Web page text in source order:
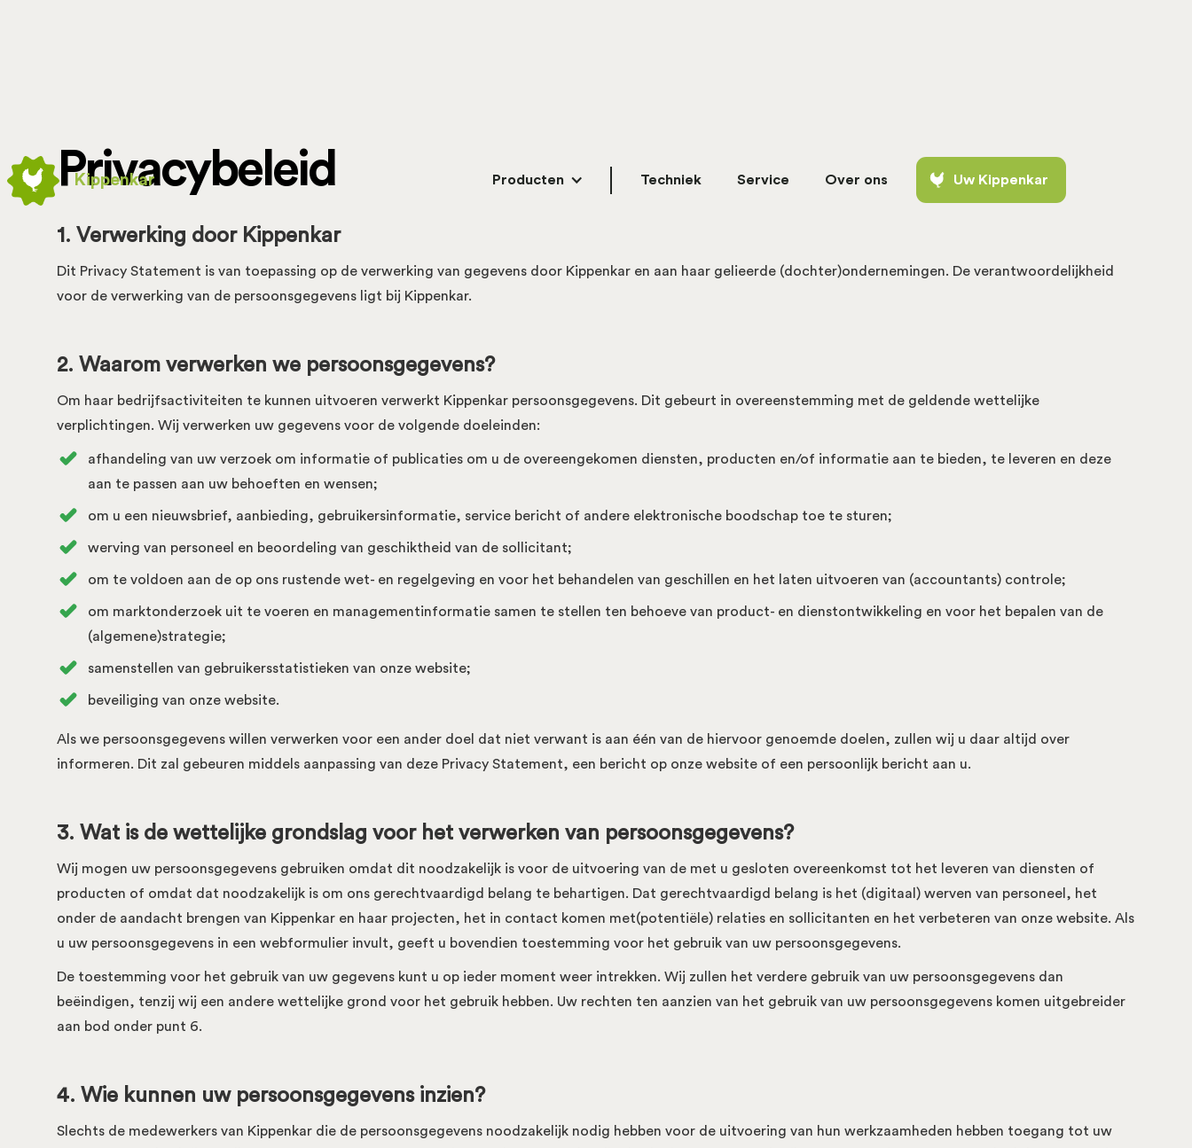
Kippenkar Producten Techniek Service Over ons Uw Kippenkar
Privacybeleid
1. Verwerking door Kippenkar
Dit Privacy Statement is van toepassing op de verwerking van gegevens door Kippenkar en aan haar gelieerde (dochter)ondernemingen. De verantwoordelijkheid
voor de verwerking van de persoonsgegevens ligt bij Kippenkar.
2. Waarom verwerken we persoonsgegevens?
Om haar bedrijfsactiviteiten te kunnen uitvoeren verwerkt Kippenkar persoonsgegevens. Dit gebeurt in overeenstemming met de geldende wettelijke
verplichtingen. Wij verwerken uw gegevens voor de volgende doeleinden:
afhandeling van uw verzoek om informatie of publicaties om u de overeengekomen diensten, producten en/of informatie aan te bieden, te leveren en deze
aan te passen aan uw behoeften en wensen;
om u een nieuwsbrief, aanbieding, gebruikersinformatie, service bericht of andere elektronische boodschap toe te sturen;
werving van personeel en beoordeling van geschiktheid van de sollicitant;
om te voldoen aan de op ons rustende wet- en regelgeving en voor het behandelen van geschillen en het laten uitvoeren van (accountants) controle;
om marktonderzoek uit te voeren en managementinformatie samen te stellen ten behoeve van product- en dienstontwikkeling en voor het bepalen van de
(algemene)strategie;
samenstellen van gebruikersstatistieken van onze website;
beveiliging van onze website.
Als we persoonsgegevens willen verwerken voor een ander doel dat niet verwant is aan één van de hiervoor genoemde doelen, zullen wij u daar altijd over
informeren. Dit zal gebeuren middels aanpassing van deze Privacy Statement, een bericht op onze website of een persoonlijk bericht aan u.
3. Wat is de wettelijke grondslag voor het verwerken van persoonsgegevens?
Wij mogen uw persoonsgegevens gebruiken omdat dit noodzakelijk is voor de uitvoering van de met u gesloten overeenkomst tot het leveren van diensten of
producten of omdat dat noodzakelijk is om ons gerechtvaardigd belang te behartigen. Dat gerechtvaardigd belang is het (digitaal) werven van personeel, het
onder de aandacht brengen van Kippenkar en haar projecten, het in contact komen met(potentiële) relaties en sollicitanten en het verbeteren van onze website. Als
u uw persoonsgegevens in een webformulier invult, geeft u bovendien toestemming voor het gebruik van uw persoonsgegevens.
De toestemming voor het gebruik van uw gegevens kunt u op ieder moment weer intrekken. Wij zullen het verdere gebruik van uw persoonsgegevens dan
beëindigen, tenzij wij een andere wettelijke grond voor het gebruik hebben. Uw rechten ten aanzien van het gebruik van uw persoonsgegevens komen uitgebreider
aan bod onder punt 6.
4. Wie kunnen uw persoonsgegevens inzien?
Slechts de medewerkers van Kippenkar die de persoonsgegevens noodzakelijk nodig hebben voor de uitvoering van hun werkzaamheden hebben toegang tot uw